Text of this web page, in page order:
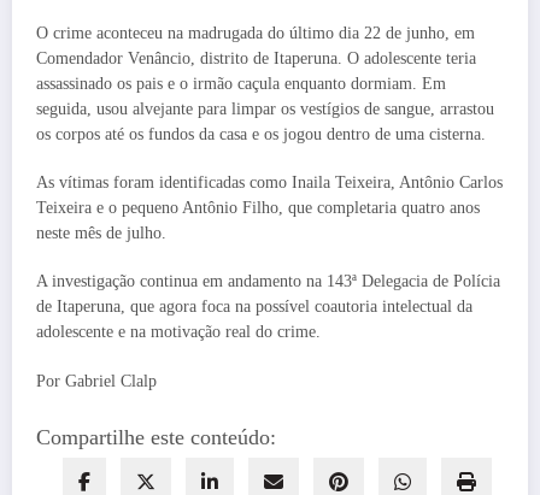
O crime aconteceu na madrugada do último dia 22 de junho, em
Comendador Venâncio, distrito de Itaperuna. O adolescente teria
assassinado os pais e o irmão caçula enquanto dormiam. Em
seguida, usou alvejante para limpar os vestígios de sangue, arrastou
os corpos até os fundos da casa e os jogou dentro de uma cisterna.
As vítimas foram identificadas como Inaila Teixeira, Antônio Carlos
Teixeira e o pequeno Antônio Filho, que completaria quatro anos
neste mês de julho.
A investigação continua em andamento na 143ª Delegacia de Polícia
de Itaperuna, que agora foca na possível coautoria intelectual da
adolescente e na motivação real do crime.
Por Gabriel Clalp
Compartilhe este conteúdo: